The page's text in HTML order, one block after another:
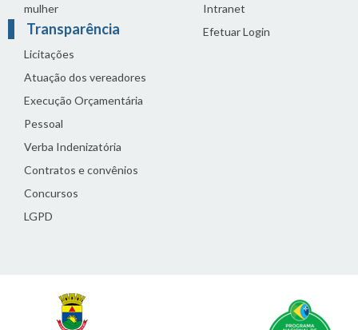
mulher
Transparência
Licitações
Atuação dos vereadores
Execução Orçamentária
Pessoal
Verba Indenizatória
Contratos e convênios
Concursos
LGPD
Intranet
Efetuar Login